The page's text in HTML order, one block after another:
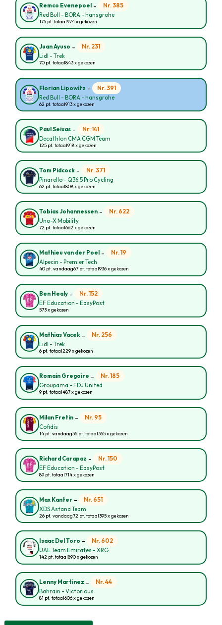
Remco Evenepoel - Nr. 385
Red Bull - BORA - hansgrohe
175 pt. totaal974 x gekozen
Juan Ayuso - Nr. 231
Lidl - Trek
70 pt. totaal843 x gekozen
Florian Lipowitz - Nr. 391
Red Bull - BORA - hansgrohe
62 pt. totaal913 x gekozen
Paul Seixas - Nr. 141
Decathlon CMA CGM Team
125 pt. totaal918 x gekozen
Tom Pidcock - Nr. 371
Pinarello - Q36.5 Pro Cycling
62 pt. totaal808 x gekozen
Tobias Johannessen - Nr. 622
Uno-X Mobility
72 pt. totaal662 x gekozen
Mathieu van der Poel - Nr. 19
Alpecin - Premier Tech
40 pt. vandaag67 pt. totaal936 x gekozen
Ben Healy - Nr. 152
EF Education - EasyPost
573 x gekozen
Mathias Vacek - Nr. 256
Lidl - Trek
6 pt. totaal229 x gekozen
Romain Gregoire - Nr. 185
Groupama - FDJ United
9 pt. totaal487 x gekozen
Milan Fretin - Nr. 95
Cofidis
14 pt. vandaag55 pt. totaal355 x gekozen
Richard Carapaz - Nr. 150
EF Education - EasyPost
89 pt. totaal714 x gekozen
Max Kanter - Nr. 651
XDS Astana Team
26 pt. vandaag72 pt. totaal395 x gekozen
Isaac Del Toro - Nr. 602
UAE Team Emirates - XRG
142 pt. totaal890 x gekozen
Lenny Martinez - Nr. 44
Bahrain - Victorious
81 pt. totaal606 x gekozen